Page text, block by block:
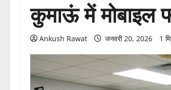
कुमाऊं में मोबाइल
Ankush Rawat जनवरी 20, 2026 1